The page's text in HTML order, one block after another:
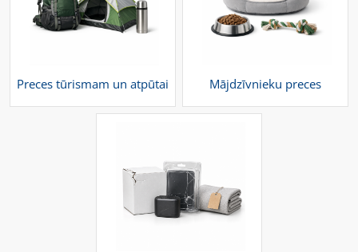
Preces tūrismam un atpūtai Mājdzīvnieku preces